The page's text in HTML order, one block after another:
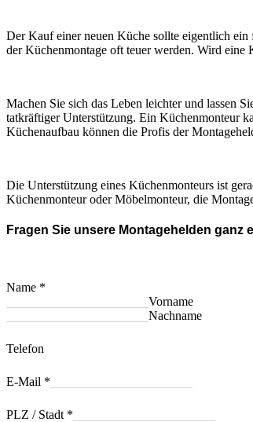
Der Kauf einer neuen Küche sollte eigentlich
der Küchenmontage oft teuer werden. Wird eine
Machen Sie sich das Leben leichter und lassen
tatkräftiger Unterstützung. Ein Küchenmonteur
Küchenaufbau können die Profis der
Die Unterstützung eines Küchenmonteurs ist
Küchenmonteur oder Möbelmonteur, die
Fragen Sie unsere Montagehelden ganz
Name *
Vorname
Nachname
Telefon
E-Mail *
PLZ / Stadt *